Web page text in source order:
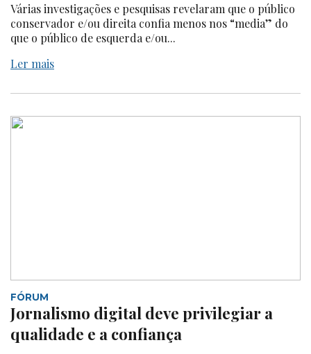
Várias investigações e pesquisas revelaram que o público
conservador e/ou direita confia menos nos “media” do
que o público de esquerda e/ou...
Ler mais
FÓRUM
Jornalismo digital deve privilegiar a
qualidade e a confiança